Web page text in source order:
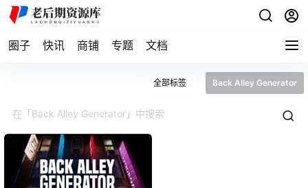
圈子 快讯 商铺 专题 文档
全部标签 Back Alley Generator